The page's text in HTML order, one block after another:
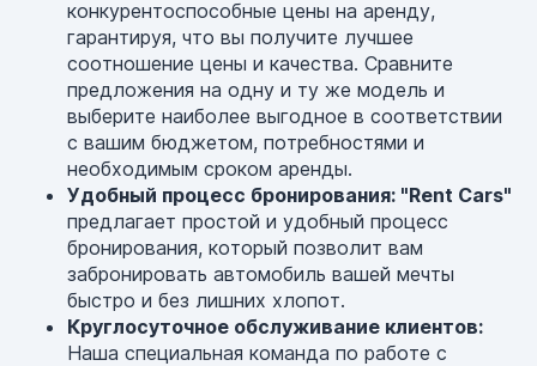
конкурентоспособные цены на аренду,
гарантируя, что вы получите лучшее
соотношение цены и качества. Сравните
предложения на одну и ту же модель и
выберите наиболее выгодное в соответствии
с вашим бюджетом, потребностями и
необходимым сроком аренды.
Удобный процесс бронирования: "Rent Cars"
предлагает простой и удобный процесс
бронирования, который позволит вам
забронировать автомобиль вашей мечты
быстро и без лишних хлопот.
Круглосуточное обслуживание клиентов:
Наша специальная команда по работе с